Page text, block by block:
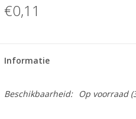
€0,11
Informatie
Beschikbaarheid: Op voorraad